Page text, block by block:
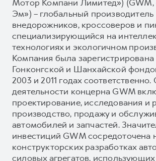
Мотор Компани Лимитед»)
Эм») – глобальный производитель
внедорожников, кроссоверов и
специализирующийся на
технологиях и экологичном
Компания была зарегистрирована
Гонконгской и Шанхайской
2003 и 2011 годах
деятельности концерна GWM
проектирование, исследования и
производство, продажу и
автомобилей и запчастей.
инвестиций GWM сосредоточена
конструкторских разработках
силовых агрегатов, использующих